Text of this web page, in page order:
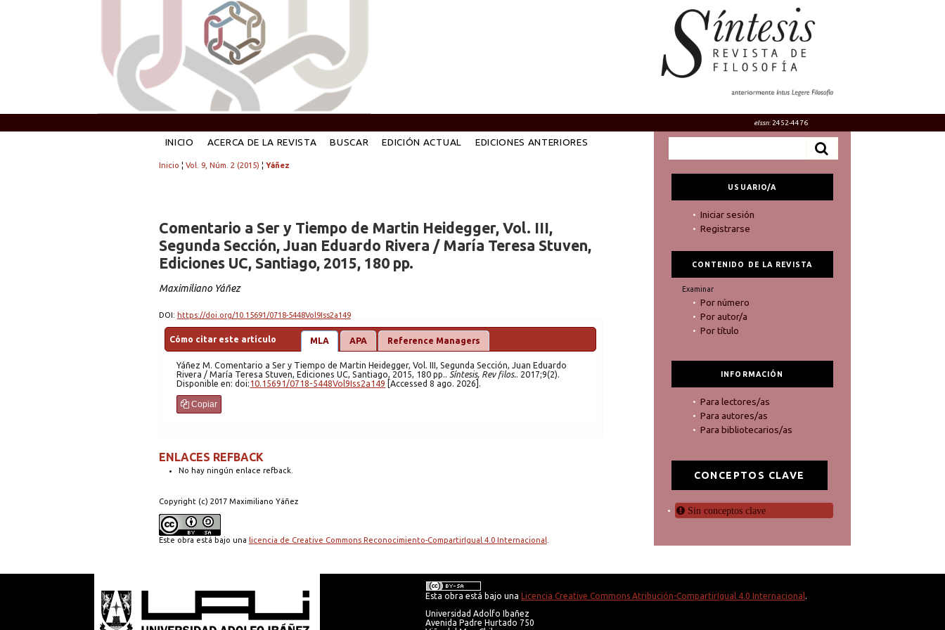
eIssn: 2452-4476
USUARIO/A
Iniciar sesión
Registrarse
CONTENIDO DE LA REVISTA
Examinar
Por número
Por autor/a
Por título
INFORMACIÓN
Para lectores/as
Para autores/as
Para bibliotecarios/as
CONCEPTOS CLAVE
Sin conceptos clave
INICIO ACERCA DE LA REVISTA BUSCAR EDICIÓN ACTUAL EDICIONES ANTERIORES
Inicio ¦ Vol. 9, Núm. 2 (2015) ¦ Yáñez
Comentario a Ser y Tiempo de Martin Heidegger, Vol. III,
Segunda Sección, Juan Eduardo Rivera / María Teresa Stuven,
Ediciones UC, Santiago, 2015, 180 pp.
Maximiliano Yáñez
DOI: https://doi.org/10.15691/0718-5448Vol9Iss2a149
Cómo citar este artículo MLA APA Reference Managers
Yáñez M. Comentario a Ser y Tiempo de Martin Heidegger, Vol. III, Segunda Sección, Juan Eduardo
Rivera / María Teresa Stuven, Ediciones UC, Santiago, 2015, 180 pp..
Síntesis, Rev filos.
. 2017;9(2).
Disponible en: doi:10.15691/0718-5448Vol9Iss2a149 [Accessed 8 ago. 2026].
Copiar
ENLACES REFBACK
No hay ningún enlace refback.
Copyright (c) 2017 Maximiliano Yáñez
Este obra está bajo una licencia de Creative Commons Reconocimiento-CompartirIgual 4.0 Internacional
Esta obra está bajo una Licencia Creative Commons Atribución-CompartirIgual 4.0 Internacional.
Universidad Adolfo Ibañez
Avenida Padre Hurtado 750